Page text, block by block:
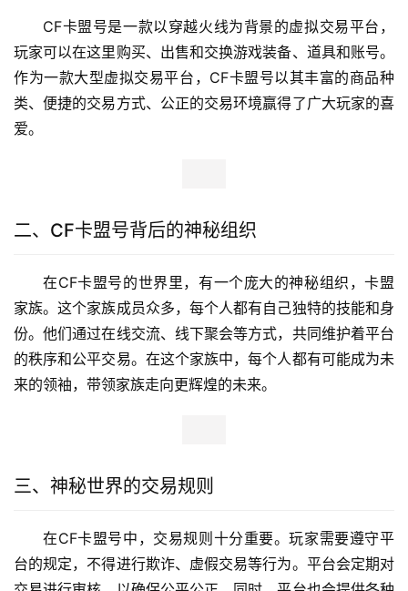
CF卡盟号是一款以穿越火线为背景的虚拟交易平台，
玩家可以在这里购买、出售和交换游戏装备、道具和账号。
作为一款大型虚拟交易平台，CF卡盟号以其丰富的商品种
类、便捷的交易方式、公正的交易环境赢得了广大玩家的喜
爱。
二、CF卡盟号背后的神秘组织
在CF卡盟号的世界里，有一个庞大的神秘组织，卡盟
家族。这个家族成员众多，每个人都有自己独特的技能和身
份。他们通过在线交流、线下聚会等方式，共同维护着平台
的秩序和公平交易。在这个家族中，每个人都有可能成为未
来的领袖，带领家族走向更辉煌的未来。
三、神秘世界的交易规则
在CF卡盟号中，交易规则十分重要。玩家需要遵守平
台的规定，不得进行欺诈、虚假交易等行为。平台会定期对